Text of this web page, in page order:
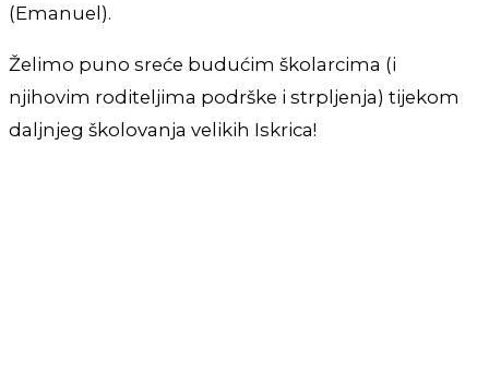
(Emanuel).
Želimo puno sreće budućim školarcima (i
njihovim roditeljima podrške i strpljenja) tijekom
daljnjeg školovanja velikih Iskrica!